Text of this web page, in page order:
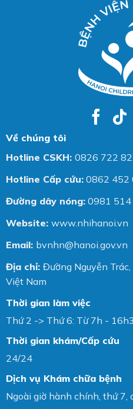
Về chúng tôi
Hotline CSKH: 0826 722
Hotline Cấp cứu: 0862 452
Đường dây nóng: 0981 514
Website: www.nhihanoi.vn
Email: bvnhn@hanoi.gov.vn
Địa chỉ: Đường Nguyễn Trác,
Việt Nam
Thời gian làm việc
Thứ 2 -> Thứ 6: Từ 7h -
Thời gian khám/Cấp cứu
24/24
Dịch vụ Khám chữa bệnh
Ngoài giờ hành chính, thứ 7,